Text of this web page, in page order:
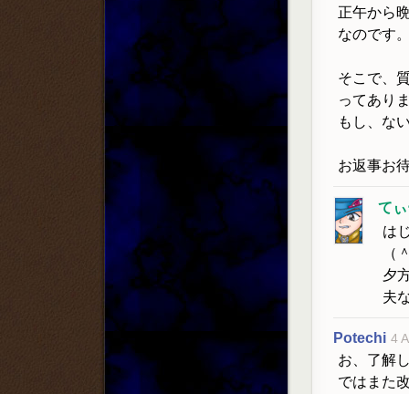
正午から
なのです
そこで、
ってあり
もし、な
お返事お
て
は
（
夕
夫
Potechi 4
お、了解
ではまた